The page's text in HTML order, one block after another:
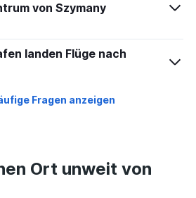
von Szymany
landen Flüge nach
Fragen anzeigen
Ort unweit von